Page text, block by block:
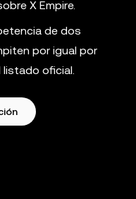
X Empire.
de dos
por igual por
oficial.